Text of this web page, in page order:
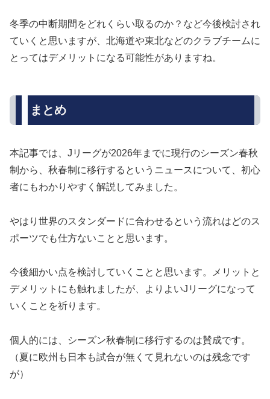
冬季の中断期間をどれくらい取るのか？など今後検討され
ていくと思いますが、北海道や東北などのクラブチームに
とってはデメリットになる可能性がありますね。
まとめ
本記事では、Jリーグが2026年までに現行のシーズン春秋
制から、秋春制に移行するというニュースについて、初心
者にもわかりやすく解説してみました。
やはり世界のスタンダードに合わせるという流れはどのス
ポーツでも仕方ないことと思います。
今後細かい点を検討していくことと思います。メリットと
デメリットにも触れましたが、よりよいJリーグになって
いくことを祈ります。
個人的には、シーズン秋春制に移行するのは賛成です。
（夏に欧州も日本も試合が無くて見れないのは残念です
が）